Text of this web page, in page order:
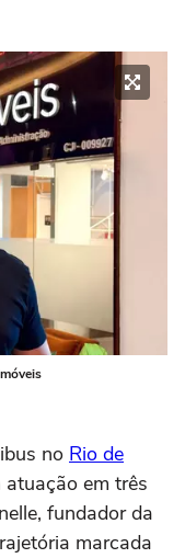
no Rio de
em três
fundador da
marcada